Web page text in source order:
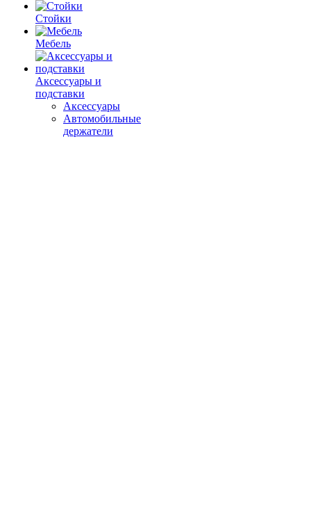
Стойки
Мебель
Аксессуары и
подставки
Аксессуары
Автомобильные
держатели